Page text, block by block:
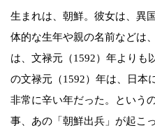
生まれは、朝鮮。彼女は、異
体的な生年や親の名前などは
は、文禄元（1592）年よりも
の文禄元（1592）年は、日本
非常に辛い年だった。という
事、あの「朝鮮出兵」が起こ